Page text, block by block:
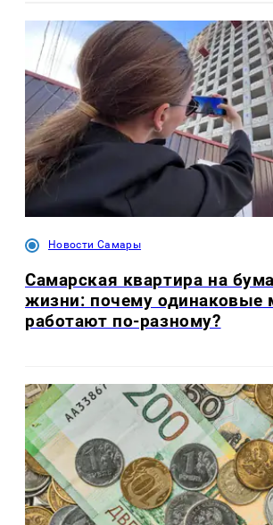
Новости Самары
Самарская квартира на
жизни: почему одинаковые
работают по-разному?